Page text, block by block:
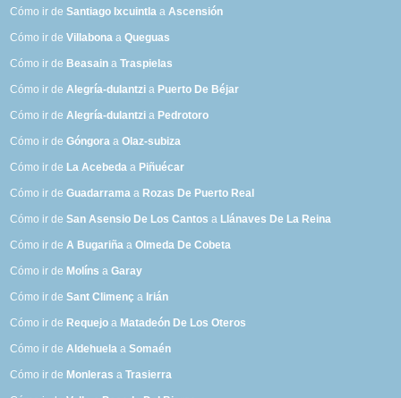
Cómo ir deSantiago Ixcuintla aAscensión
Cómo ir deVillabona aQueguas
Cómo ir de Beasain aTraspielas
Cómo ir deAlegría-dulantzi a Puerto De Béjar
Cómo ir deAlegría-dulantzi a Pedrotoro
Cómo ir deGóngora aOlaz-subiza
Cómo ir de La Acebeda a Piñuécar
Cómo ir deGuadarrama a Rozas De Puerto Real
Cómo ir deSan Asensio De Los Cantos a Llánaves De La Reina
Cómo ir deA Bugariña aOlmeda De Cobeta
Cómo ir de Molíns aGaray
Cómo ir deSant Climenç a Irián
Cómo ir de Requejo a Matadeón De Los Oteros
Cómo ir deAldehuela aSomaén
Cómo ir de Monleras aTrasierra